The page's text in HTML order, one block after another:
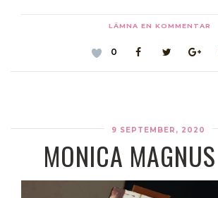
LÄMNA EN KOMMENTAR
0
9 SEPTEMBER, 2020
MONICA